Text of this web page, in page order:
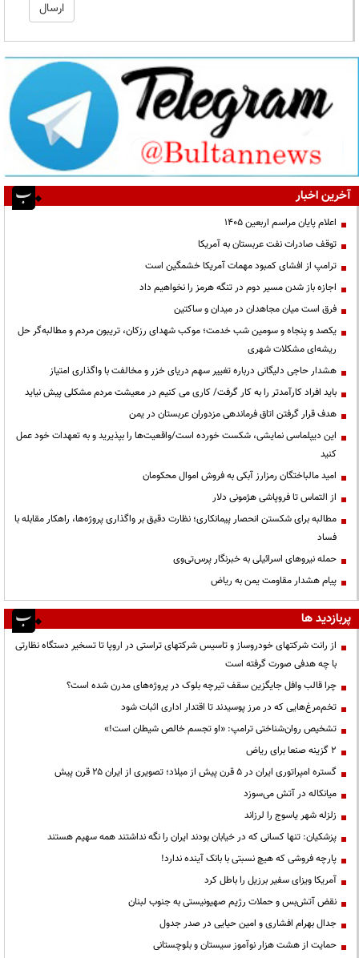
آخرین اخبار
اعلام پایان مراسم اربعین ۱۴۰۵
توقف صادرات نفت عربستان به آمریکا
ترامپ از افشای کمبود مهمات آمریکا خشمگین است
اجازه باز شدن مسیر دوم در تنگه هرمز را نخواهیم داد
فرق است میان مجاهدان در میدان و ساکتین
یکصد و پنجاه و سومین شب خدمت؛ موکب شهدای رزکان، تریبون مردم و مطالبه‌گر حل
ریشه‌ای مشکلات شهری
هشدار حاجی دلیگانی درباره تغییر سهم دریای خزر و مخالفت با واگذاری امتیاز
باید افراد کارآمدتر را به کار گرفت/ کاری می کنیم در معیشت مردم مشکلی پیش نیاید
هدف قرار گرفتن اتاق‌ فرماندهی مزدوران عربستان در یمن
این دیپلماسی نمایشی، شکست خورده است/واقعیت‌ها را بپذیرید و به تعهدات خود عمل
کنید
امید مالباختگان رمزارز آبکی به فروش اموال محکومان
از التماس تا فروپاشی هژمونی دلار
مطالبه برای شکستن انحصار پیمانکاری؛ نظارت دقیق بر واگذاری پروژه‌ها، راهکار مقابله با
فساد
حمله نیروهای اسرائیلی به خبرنگار پرس‌تی‌وی
پیام هشدار مقاومت یمن به ریاض
پربازدید ها
از رانت‌ شرکتهای خودروساز و تاسیس شرکتهای تراستی در اروپا تا تسخیر دستگاه نظارتی
با چه هدفی صورت گرفته است
چرا قالب وافل جایگزین سقف تیرچه بلوک در پروژه‌های مدرن شده است؟
تخم‌مرغ‌هایی که در مرز پوسیدند تا اقتدار اداری اثبات شود
تشخیص روان‌شناختی ترامپ: «او تجسم خالص شیطان است!»
۲ گزینه صنعا برای ریاض
گستره امپراتوری ایران در ۵ قرن پیش از میلاد؛ تصویری از ایران ۲۵ قرن پیش
میانکاله در آتش می‌سوزد
زلزله شهر یاسوج را لرزاند
پزشکیان: تنها کسانی که در خیابان بودند ایران را نگه نداشتند همه سهیم هستند
پارچه فروشی که هیچ نسبتی با بانک آینده ندارد!
آمریکا ویزای سفیر برزیل را باطل کرد
نقض آتش‌بس و حملات رژیم صهیونیستی به جنوب لبنان
جدال بهرام افشاری و امین حیایی در صدر جدول
حمایت از هشت هزار نوآموز سیستان و بلوچستانی